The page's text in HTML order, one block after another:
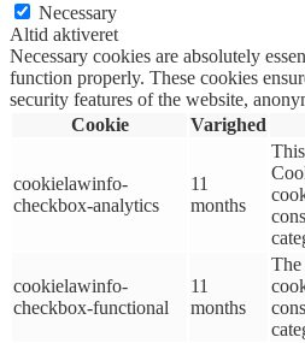
Necessary
Altid aktiveret
Necessary cookies are absolutely
function properly. These cookies
security features of the website,
Cookie
Varighed
cookielawinfo-
checkbox-analytics
11
months
cookielawinfo-
checkbox-functional
11
months
The